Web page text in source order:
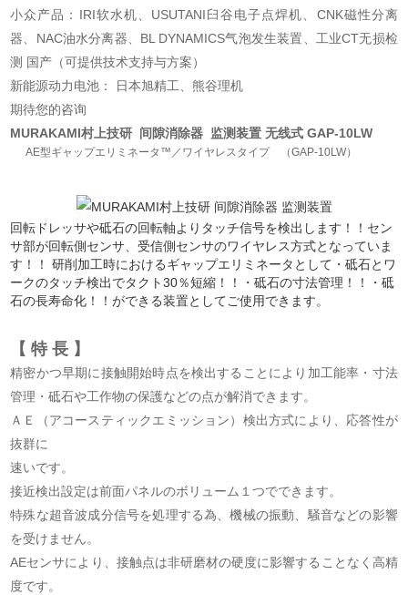
小众产品：IRI软水机、USUTANI臼谷电子点焊机、CNK磁性分离
器、NAC油水分离器、BL DYNAMICS气泡发生装置、工业CT无损检
测 国产（可提供技术支持与方案）
新能源动力电池： 日本旭精工、熊谷理机
期待您的咨询
MURAKAMI村上技研 间隙消除器 监测装置 无线式 GAP-10LW
AE型ギャップエリミネータ™／ワイヤレスタイプ （GAP-10LW）
回転ドレッサや砥石の回転軸よりタッチ信号を検出します！！セン
サ部が回転側センサ、受信側センサのワイヤレス方式となっていま
す！！ 研削加工時におけるギャップエリミネータとして・砥石とワ
ークのタッチ検出でタクト30％短縮！！・砥石の寸法管理！！・砥
石の長寿命化！！ができる装置としてご使用できます。
【 特 長 】
精密かつ早期に接触開始時点を検出することにより加工能率・寸法
管理・砥石や工作物の保護などの点が解消できます。
ＡＥ（アコースティックエミッション）検出方式により、応答性が
抜群に
速いです。
接近検出設定は前面パネルのボリューム１つでできます。
特殊な超音波成分信号を処理する為、機械の振動、騒音などの影響
を受けません。
AEセンサにより、接触点は非研磨材の硬度に影響することなく高精
度です。